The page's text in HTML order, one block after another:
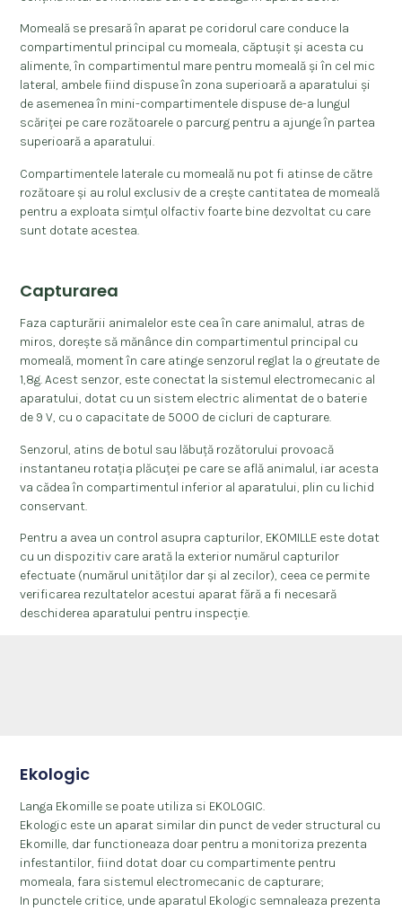
Momeală se presară în aparat pe coridorul care conduce la
compartimentul principal cu momeala, căptușit și acesta cu
alimente, în compartimentul mare pentru momeală și în cel mic
lateral, ambele fiind dispuse în zona superioară a aparatului și
de asemenea în mini-compartimentele dispuse de-a lungul
scăriței pe care rozătoarele o parcurg pentru a ajunge în partea
superioară a aparatului.
Compartimentele laterale cu momeală nu pot fi atinse de către
rozătoare și au rolul exclusiv de a crește cantitatea de momeală
pentru a exploata simțul olfactiv foarte bine dezvoltat cu care
sunt dotate acestea.
Capturarea
Faza capturării animalelor este cea în care animalul, atras de
miros, dorește să mănânce din compartimentul principal cu
momeală, moment în care atinge senzorul reglat la o greutate de
1,8g. Acest senzor, este conectat la sistemul electromecanic al
aparatului, dotat cu un sistem electric alimentat de o baterie
de 9 V, cu o capacitate de 5000 de cicluri de capturare.
Senzorul, atins de botul sau lăbuță rozătorului provoacă
instantaneu rotația plăcuței pe care se află animalul, iar acesta
va cădea în compartimentul inferior al aparatului, plin cu lichid
conservant.
Pentru a avea un control asupra capturilor, EKOMILLE este dotat
cu un dispozitiv care arată la exterior numărul capturilor
efectuate (numărul unităților dar și al zecilor), ceea ce permite
verificarea rezultatelor acestui aparat fără a fi necesară
deschiderea aparatului pentru inspecție.
Ekologic
Langa Ekomille se poate utiliza si EKOLOGIC.
Ekologic este un aparat similar din punct de veder structural cu
Ekomille, dar functioneaza doar pentru a monitoriza prezenta
infestantilor, fiind dotat doar cu compartimente pentru
momeala, fara sistemul electromecanic de capturare;
In punctele critice, unde aparatul Ekologic semnaleaza prezenta